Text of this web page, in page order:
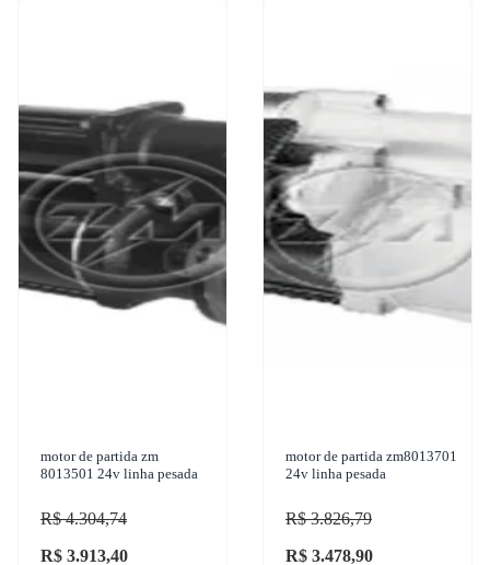
motor de partida zm
8013501 24v linha pesada
R$ 4.304,74
R$ 3.913,40
motor de partida zm8013701
24v linha pesada
R$ 3.826,79
R$ 3.478,90